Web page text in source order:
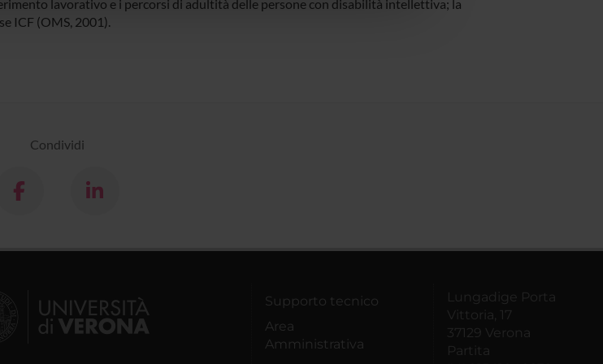
lavorativo e i percorsi di adultità delle persone con disabilità intellettiva; la
ICF (OMS, 2001).
Condividi
Supporto tecnico
Area
Amministrativa
Lungadige Porta
Vittoria, 17
37129 Verona
Partita